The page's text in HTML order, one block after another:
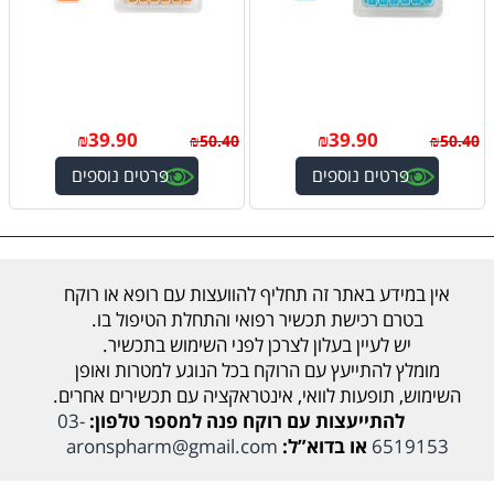
₪50.40
₪39.90
פרטים נוספים
₪50.40
₪39.90
פרטים נוספים
אין במידע באתר זה תחליף להוועצות עם רופא או רוקח
בטרם רכישת תכשיר רפואי והתחלת הטיפול בו.
יש לעיין בעלון לצרכן לפני השימוש בתכשיר.
מומלץ להתייעץ עם הרוקח בכל הנוגע למטרות ואופן
השימוש, תופעות לוואי, אינטראקציה עם תכשירים אחרים.
להתייעצות עם רוקח פנה למספר טלפון:03-
6519153 או בדוא”ל: aronspharm@gmail.com